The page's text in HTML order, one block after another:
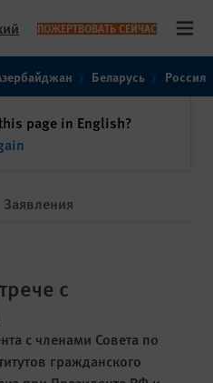
ПОЖЕРТВОВАТЬ СЕЙЧАС
Беларусь Россия
page in English?
Заявления
с
с членами Совета по
гражданского